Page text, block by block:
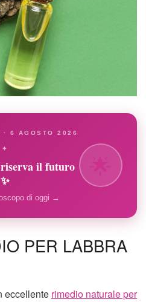
6 AGOSTO 2026
✦
il futuro
✨
di oggi →
PER LABBRA
eccellente rimedio naturale per